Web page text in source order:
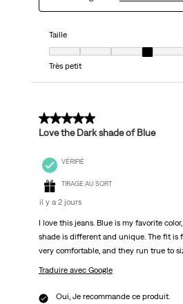
Taille
Taille, 4 sur 7, où 1 est égal à Très petit
Très petit
5 sur 5 étoiles.
Love the Dark shade of Blue
VÉRIFIÉ
TIRAGE AU SORT
il y a 2 jours
I love this jeans. Blue is my favorite
shade is different and unique. The fit is
very comfortable, and they run true to
Traduire avec Google
Oui, Je recommande ce produit.